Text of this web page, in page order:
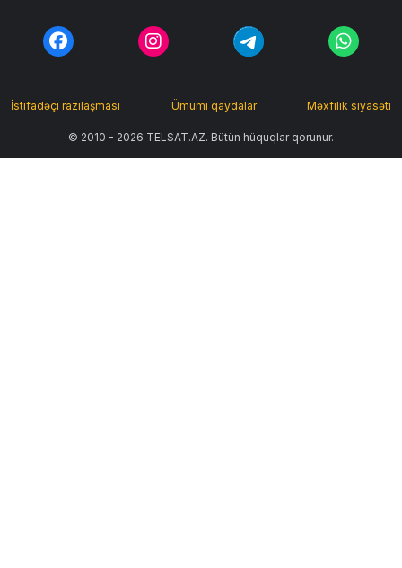
© 2010 - 2026 TELSAT.AZ. Bütün hüquqlar qorunur.
İstifadəçi razılaşması Ümumi qaydalar Məxfilik siyasəti